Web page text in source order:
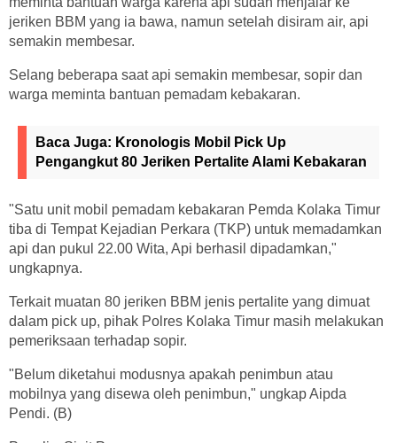
jeriken BBM yang ia bawa, namun setelah disiram air, api
semakin membesar.
Selang beberapa saat api semakin membesar, sopir dan
warga meminta bantuan pemadam kebakaran.
Baca Juga: Kronologis Mobil Pick Up
Pengangkut 80 Jeriken Pertalite Alami Kebakaran
"Satu unit mobil pemadam kebakaran Pemda Kolaka Timur
tiba di Tempat Kejadian Perkara (TKP) untuk memadamkan
api dan pukul 22.00 Wita, Api berhasil dipadamkan,"
ungkapnya.
Terkait muatan 80 jeriken BBM jenis pertalite yang dimuat
dalam pick up, pihak Polres Kolaka Timur masih melakukan
pemeriksaan terhadap sopir.
"Belum diketahui modusnya apakah penimbun atau
mobilnya yang disewa oleh penimbun," ungkap Aipda
Pendi. (B)